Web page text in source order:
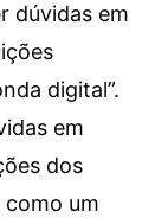
dúvidas em
digital”.
em
dos
como um